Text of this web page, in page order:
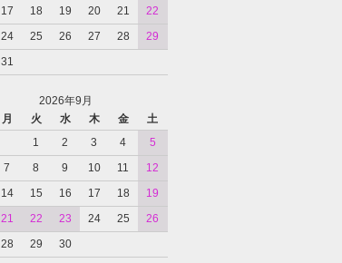
17 18 19 20 21
22
24 25 26 27 28
29
31
2026年9月
月 火 水 木 金
土
1
2 3 4
5
7 8 9 10 11
12
14 15 16 17 18
19
21 22 23 24 25
26
28 29 30